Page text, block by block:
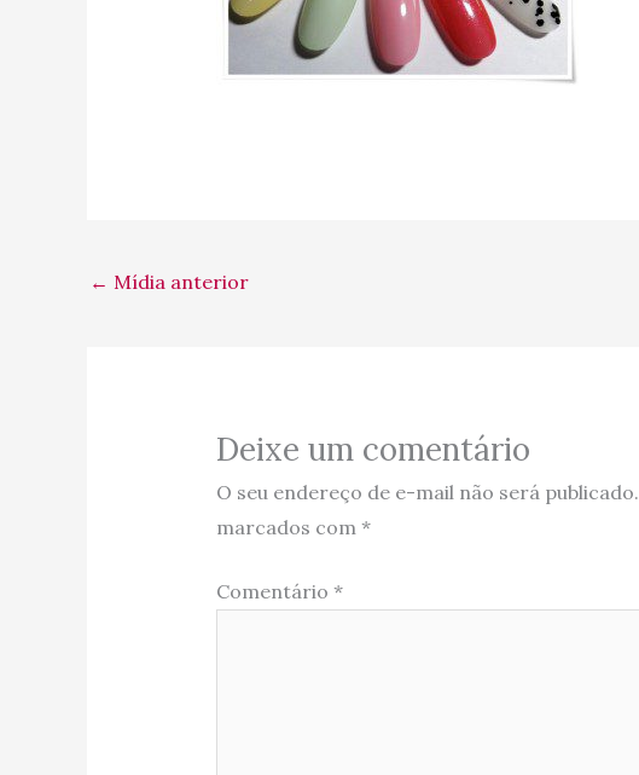
← Mídia anterior
Deixe um comentário
O seu endereço de e-mail não será publicado.
marcados com *
Comentário *